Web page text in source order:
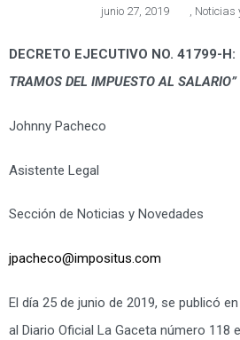
junio 27, 2019 , Noticias
DECRETO EJECUTIVO NO. 41799-H:
TRAMOS DEL IMPUESTO AL SALARIO”
Johnny Pacheco
Asistente Legal
Sección de Noticias y Novedades
jpacheco@impositus.com
El día 25 de junio de 2019, se publicó
al Diario Oficial La Gaceta número 118